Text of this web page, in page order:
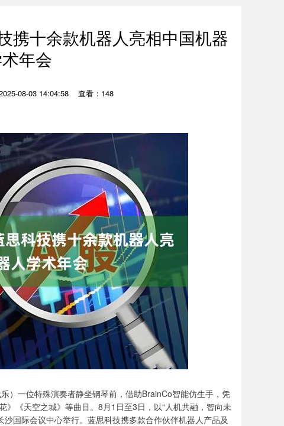
携十余款机器人亮相中国机器
年会
08-03 14:04:58 查看：148
）一位特殊演奏者静坐钢琴前，借助BrainCo智能仿生手，凭
》《天空之城》等曲目。8月1日至3日，以“人机共融，智向未
国际会议中心举行。蓝思科技携多款合作伙伴机器人产品及